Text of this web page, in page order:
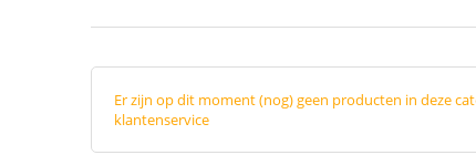
Er zijn op dit moment (nog) geen producten in deze
klantenservice